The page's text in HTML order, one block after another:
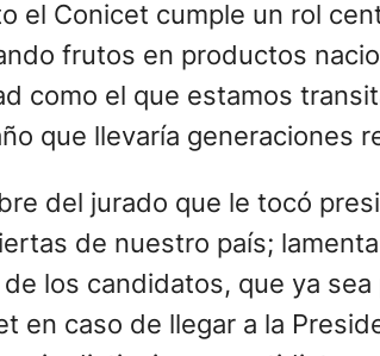
el Conicet cumple un rol
frutos en productos
como el que estamos
que llevaría generaciones
del jurado que le tocó
de nuestro país;
los candidatos, que ya sea
en caso de llegar a la